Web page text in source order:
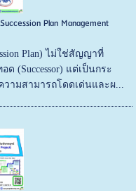
Plan Management
Plan) ไม่ใช่สัญญาที่
(Successor) แต่เป็นกระ
ามสามารถโดดเด่นและผ...